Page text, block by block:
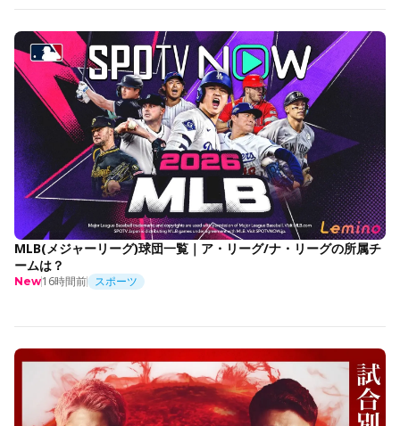
MLB(メジャーリーグ)球団一覧｜ア・リーグ/ナ・リーグの所属チ
ームは？
New16時間前 スポーツ